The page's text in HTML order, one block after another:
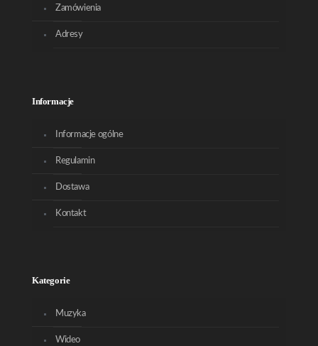
Zamówienia
Adresy
Informacje
Informacje ogólne
Regulamin
Dostawa
Kontakt
Kategorie
Muzyka
Wideo